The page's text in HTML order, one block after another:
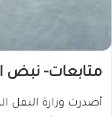
متابعات- نبض
أصدرت وزارة النقل